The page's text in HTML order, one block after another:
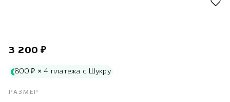
3 200 ₽
800 ₽ × 4 платежа с Шукру
РАЗМЕР